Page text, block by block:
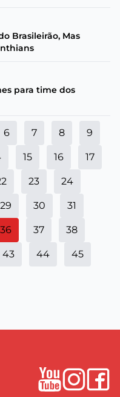
Brasileirão, Mas
para time dos
6 7 8 9
15 16 17
23 24
29 30 31
36 37 38
43 44 45